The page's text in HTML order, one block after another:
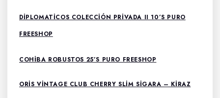
DIPLOMATICOS COLECCIÓN PRIVADA II 10’S PURO
FREESHOP
COHIBA ROBUSTOS 25’S PURO FREESHOP
ORIS VINTAGE CLUB CHERRY SLIM SIGARA – KIRAZ